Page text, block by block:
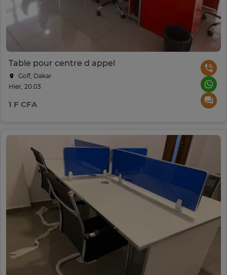
Table pour centre d appel
Golf, Dakar
Hier, 20:03
1 F CFA